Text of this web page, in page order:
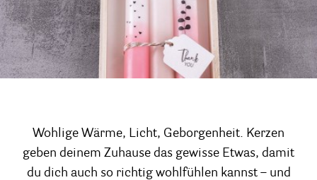
Wohlige Wärme, Licht, Geborgenheit. Kerzen
geben deinem Zuhause das gewisse Etwas, damit
du dich auch so richtig wohlfühlen kannst – und